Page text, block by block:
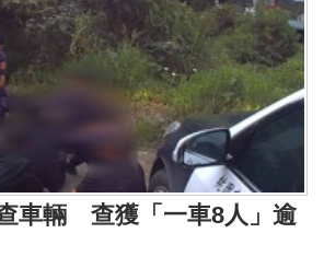
車輛 查獲「一車8人」逾